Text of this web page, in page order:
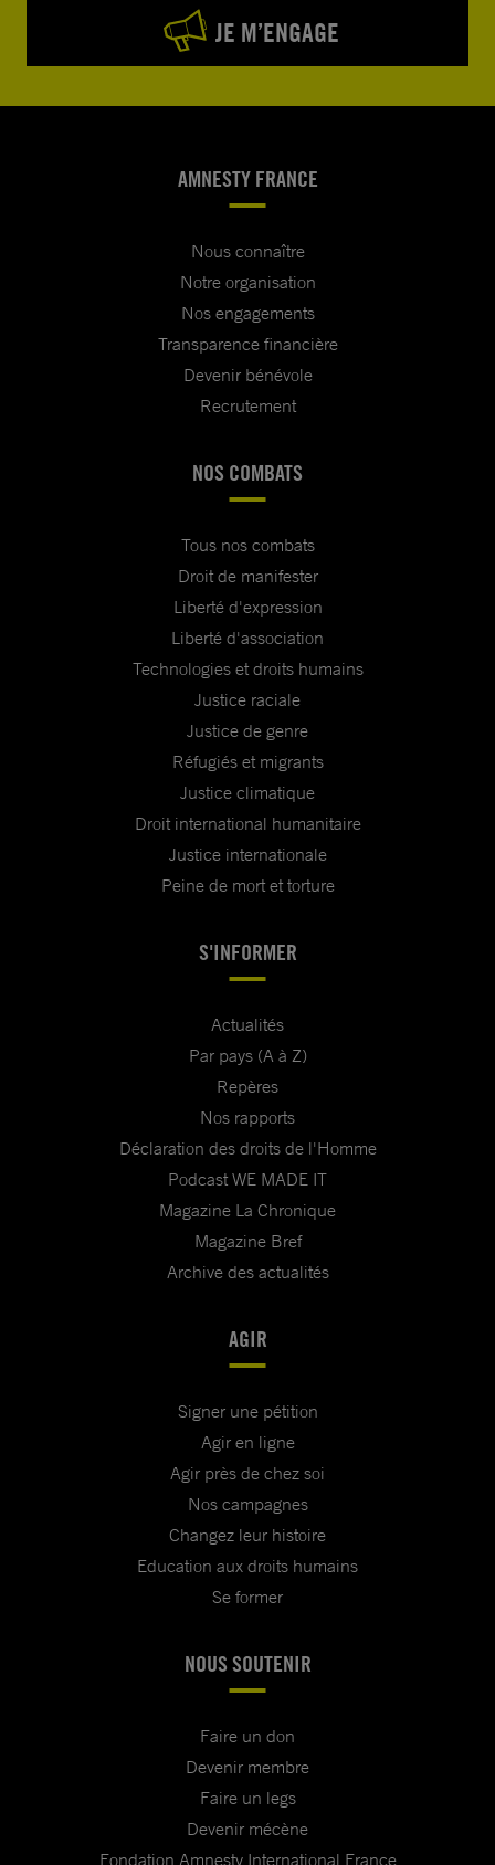
JE M’ENGAGE
AMNESTY FRANCE
Nous connaître
Notre organisation
Nos engagements
Transparence financière
Devenir bénévole
Recrutement
NOS COMBATS
Tous nos combats
Droit de manifester
Liberté d'expression
Liberté d'association
Technologies et droits humains
Justice raciale
Justice de genre
Réfugiés et migrants
Justice climatique
Droit international humanitaire
Justice internationale
Peine de mort et torture
S'INFORMER
Actualités
Par pays (A à Z)
Repères
Nos rapports
Déclaration des droits de l'Homme
Podcast WE MADE IT
Magazine La Chronique
Magazine Bref
Archive des actualités
AGIR
Signer une pétition
Agir en ligne
Agir près de chez soi
Nos campagnes
Changez leur histoire
Education aux droits humains
Se former
NOUS SOUTENIR
Faire un don
Devenir membre
Faire un legs
Devenir mécène
Fondation Amnesty International France